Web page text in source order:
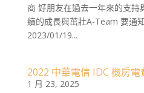
商 好朋友在過去一年來的支
續的成長與茁壯A-Team 要通
2023/01/19...
2022 中華電信 IDC 機房電
1 月 23, 2025